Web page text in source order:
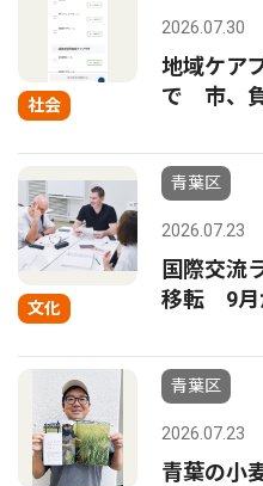
社会
2026.07.30
地域ケア
で 市、
文化
青葉区
2026.07.23
国際交流
移転 9月
青葉区
2026.07.23
青葉の小